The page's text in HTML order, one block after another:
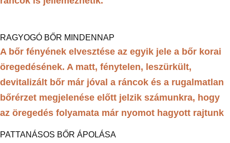
RAGYOGÓ BŐR MINDENNAP
A bőr fényének elvesztése az egyik jele a bőr korai
öregedésének. A matt, fénytelen, leszürkült,
devitalizált bőr már jóval a ráncok és a rugalmatlan
bőrérzet megjelenése előtt jelzik számunkra, hogy
az öregedés folyamata már nyomot hagyott rajtunk
PATTANÁSOS BŐR ÁPOLÁSA